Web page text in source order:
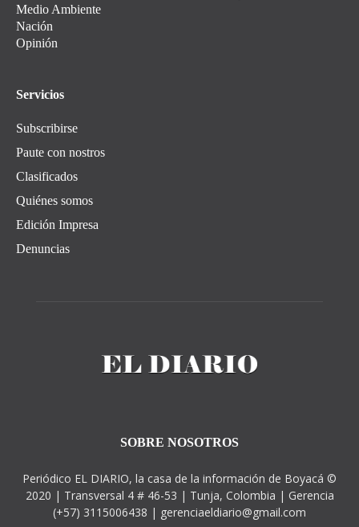
Medio Ambiente
Nación
Opinión
Servicios
Subscribirse
Paute con nostros
Clasificados
Quiénes somos
Edición Impresa
Denuncias
SOBRE NOSOTROS
Periódico EL DIARIO, la casa de la información de Boyacá ©
2020 | Transversal 4 # 46-53 | Tunja, Colombia | Gerencia
(+57) 3115006438 | gerenciaeldiario@gmail.com